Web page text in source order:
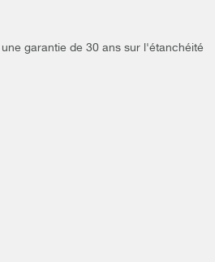
garantie de 30 ans sur l'étanchéité